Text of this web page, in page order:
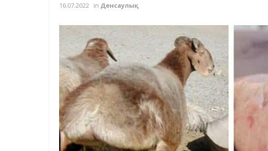
16.07.2022 in Денсаулық